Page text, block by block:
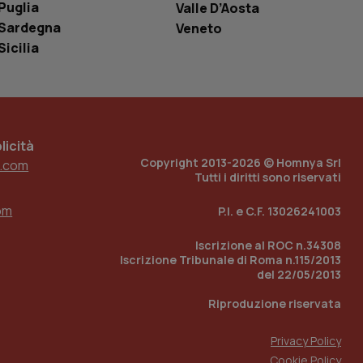
Valle D’Aosta
Veneto
Copyright 2013-2026 © Homnya Srl
Tutti i diritti sono riservati
P.I. e C.F. 13026241003
Iscrizione al ROC n.34308
Iscrizione Tribunale di Roma n.115/2013
del 22/05/2013
Riproduzione riservata
Privacy Policy
di
traccia
incorporati
la gestione
dell’esperienza
per abilitare il
con identity